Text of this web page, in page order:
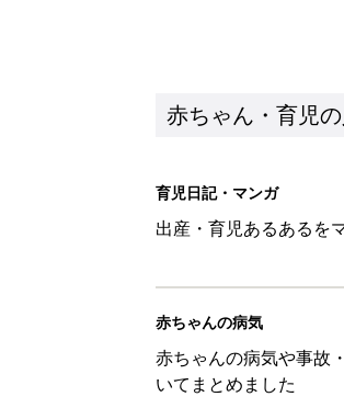
赤ちゃん・育児
育児日記・マンガ
出産・育児あるあるを
赤ちゃんの病気
赤ちゃんの病気や事故
いてまとめました